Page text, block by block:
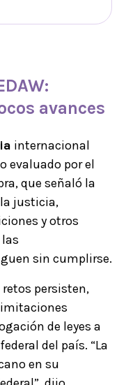
:
avances
internacional
evaluado por el
que señaló la
justicia,
y otros
sin cumplirse.
persisten,
de leyes a
del país. “La
en su